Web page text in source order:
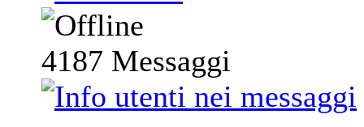
4187 Messaggi